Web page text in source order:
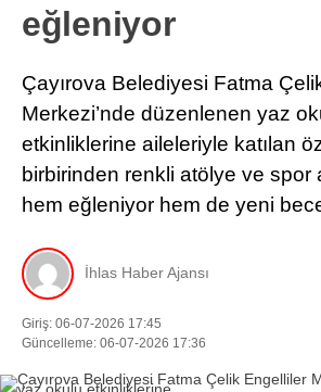
eğleniyor
Çayırova Belediyesi Fatma
Merkezi’nde düzenlenen yaz
etkinliklerine aileleriyle katılan
birbirinden renkli atölye ve spor
hem eğleniyor hem de yeni
İhlas Haber Ajansı
Giriş: 06-07-2026 17:45
Güncelleme: 06-07-2026 17:36